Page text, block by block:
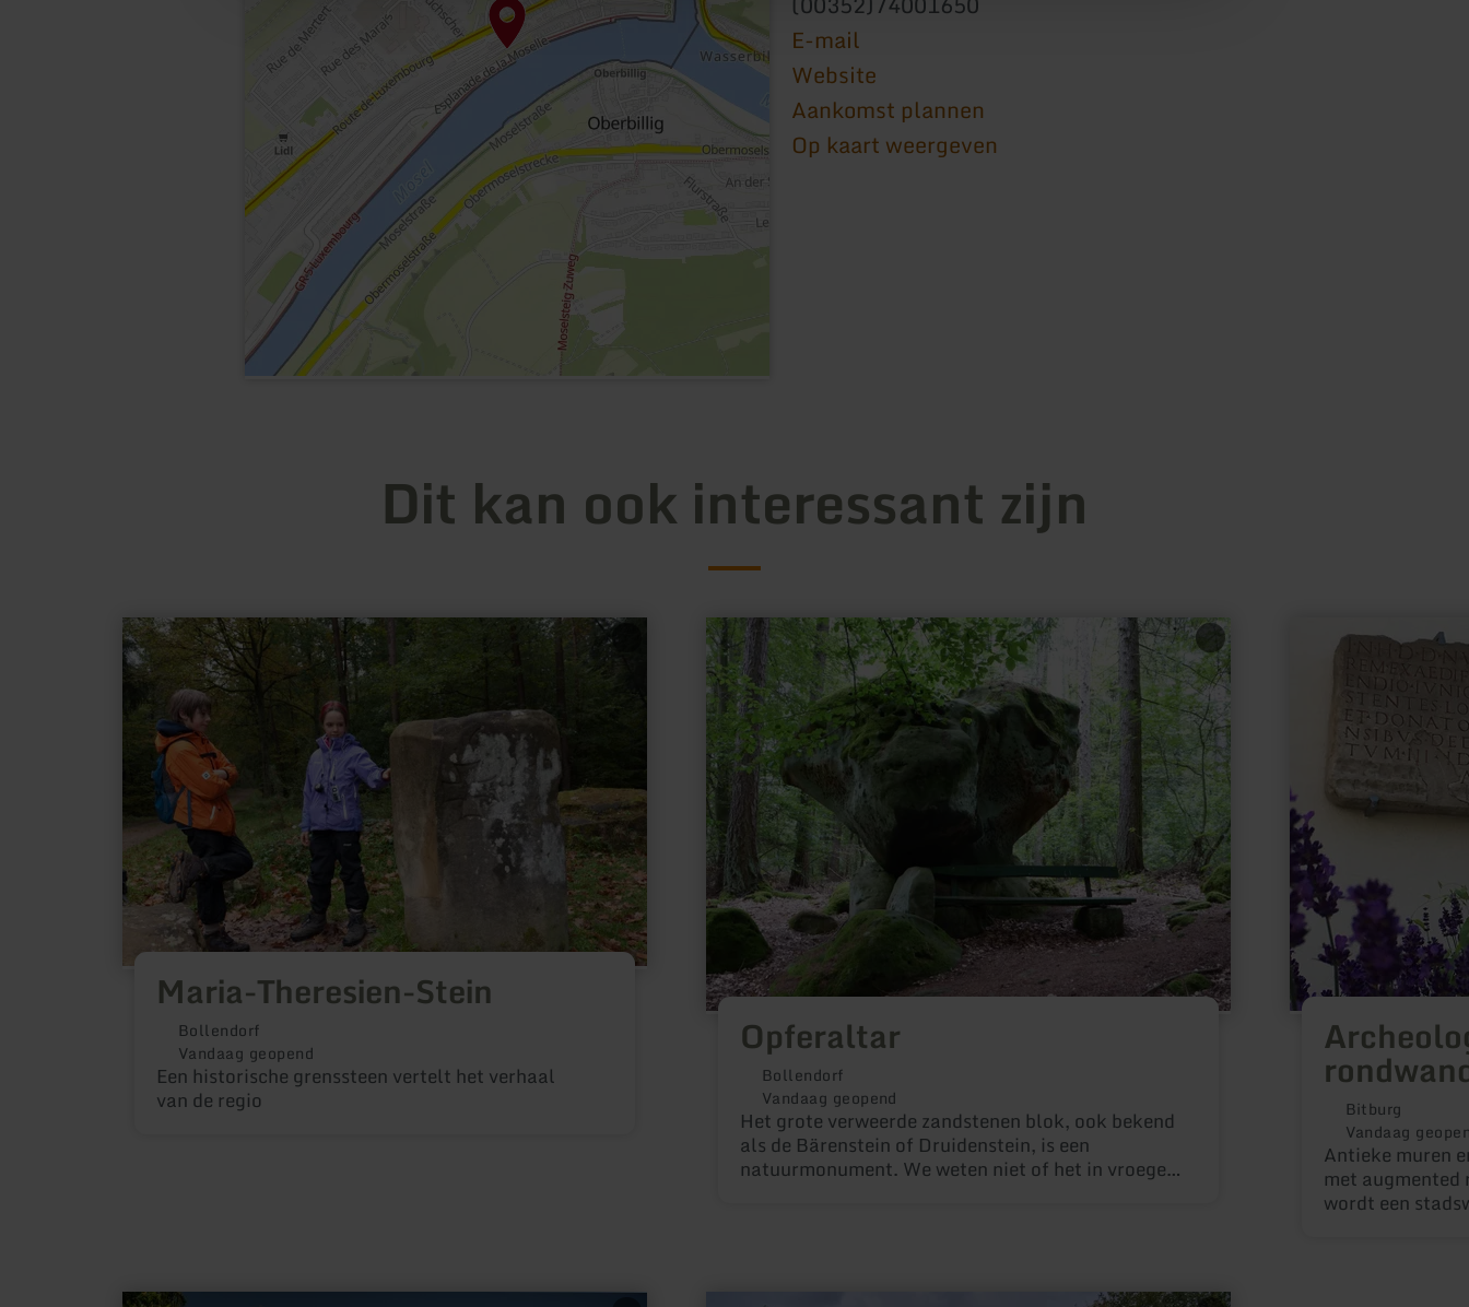
E-mail
Website
Aankomst plannen
Op kaart weergeven
Dit kan ook interessant zijn
Maria-Theresien-Stein
Bollendorf
Vandaag geopend
Een historische grenssteen vertelt het verhaal
van de regio
meer
informatie
over:
Maria-
Theresien-
Opferaltar
Bollendorf
Vandaag geopend
Het grote verweerde zandstenen blok, ook bekend
als de Bärenstein of Druidenstein, is een
natuurmonument. We weten niet of het in vroegere
meer
informatie
over:
Opferaltar
Bitburg
Vandaag
Antieke muren
met
wordt een
informatie
Archeologische
rondwandeling
meer